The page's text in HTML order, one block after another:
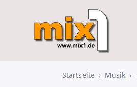
Startseite › Musik ›